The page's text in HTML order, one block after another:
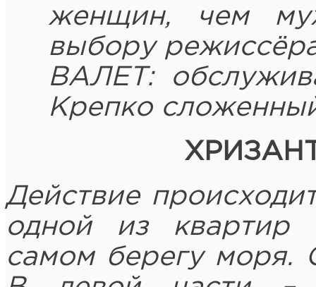
женщин, чем
выбору
ВАЛЕТ:
Крепко
Действие
одной из квартир
самом берегу моря.